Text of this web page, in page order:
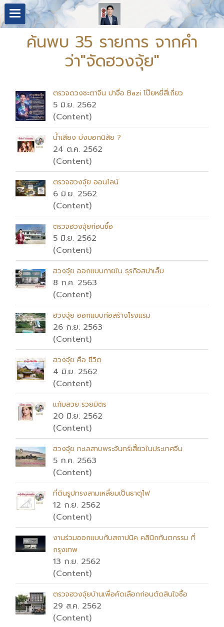
ค้นพบ 35 รายการ จากคำ
ว่า"จัดฮวงจุ้ย"
ตรวจดวงชะตาจีน ปาจื่อ Bazi โป๊ยหยี่สี่เถี่ยว
5 มิ.ย. 2562
(Content)
น้ำเสียง บ่งบอกนิสัย ?
24 ต.ค. 2562
(Content)
ตรวจฮวงจุ้ย ออนไลน์
6 มิ.ย. 2562
(Content)
ตรวจฮวงจุ้ยก่อนซื้อ
5 มิ.ย. 2562
(Content)
ฮวงจุ้ย ออกแบบภายใน ธุรกิจสปาเล็บ
8 ก.ค. 2563
(Content)
ฮวงจุ้ย ออกแบบก่อสร้างโรงแรม
26 ก.ย. 2563
(Content)
ฮวงจุ้ย คือ ชีวิต
4 มิ.ย. 2562
(Content)
แก้มสวย รวยมิตร
20 มิ.ย. 2562
(Content)
ฮวงจุ้ย ทะเลสาบพระจันทร์เสี้ยวในประเทศจีน
5 ก.ค. 2563
(Content)
ที่ดินรูปทรงสามเหลี่ยมเป็นธาตุไฟ
12 ก.ย. 2562
(Content)
งานร่วมออกแบบกับสถาปนิค คลินิกทันตกรรม ที่
กรุงเทพ
13 ก.ย. 2562
(Content)
ตรวจฮวงจุ้ยบ้านเพื่อคัดเลือกก่อนตัดสินใจซื้อ
29 ส.ค. 2562
(Content)